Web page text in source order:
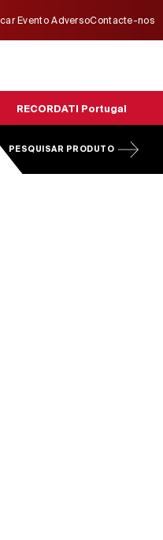
Evento AdversoContacte-nos
PESQUISAR PRODUTO
RECORDATI Portugal